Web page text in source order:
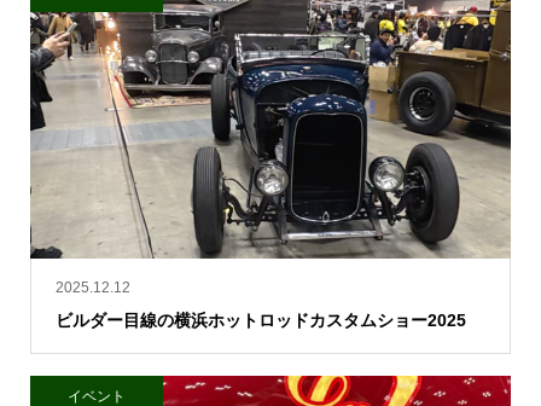
2025.12.12
ビルダー目線の横浜ホットロッドカスタムショー2025
イベント